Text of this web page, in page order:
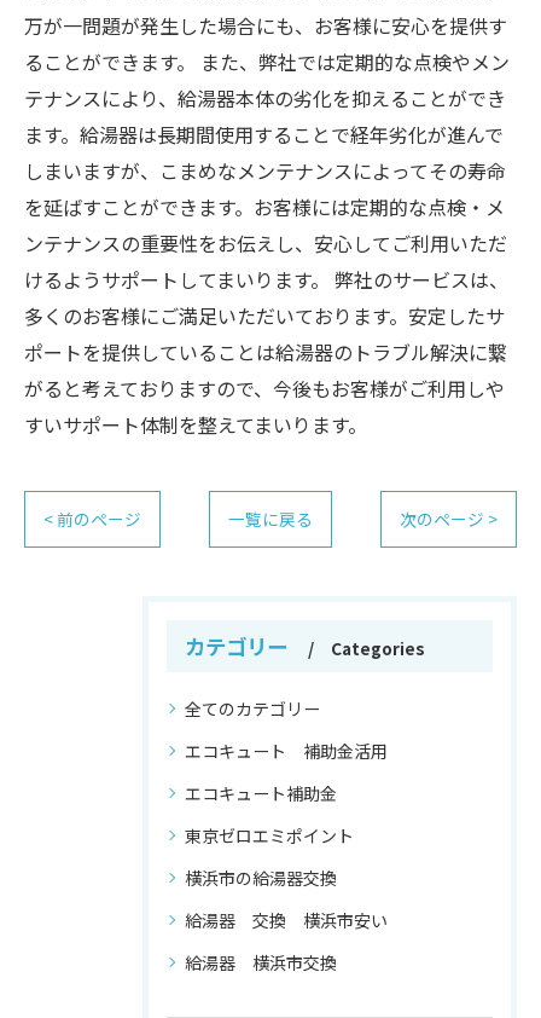
万が一問題が発生した場合にも、お客様に安心を提供す
ることができます。 また、弊社では定期的な点検やメン
テナンスにより、給湯器本体の劣化を抑えることができ
ます。給湯器は長期間使用することで経年劣化が進んで
しまいますが、こまめなメンテナンスによってその寿命
を延ばすことができます。お客様には定期的な点検・メ
ンテナンスの重要性をお伝えし、安心してご利用いただ
けるようサポートしてまいります。 弊社のサービスは、
多くのお客様にご満足いただいております。安定したサ
ポートを提供していることは給湯器のトラブル解決に繋
がると考えておりますので、今後もお客様がご利用しや
すいサポート体制を整えてまいります。
< 前のページ 一覧に戻る 次のページ >
カテゴリー Categories
全てのカテゴリー
エコキュート 補助金活用
エコキュート補助金
東京ゼロエミポイント
横浜市の給湯器交換
給湯器 交換 横浜市安い
給湯器 横浜市交換